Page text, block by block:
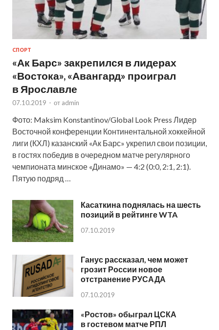
СПОРТ
«Ак Барс» закрепился в лидерах
«Востока», «Авангард» проиграл
в Ярославле
07.10.2019 - от admin
Фото: Maksim Konstantinov/Global Look Press Лидер
Восточной конференции Континентальной хоккейной
лиги (КХЛ) казанский «Ак Барс» укрепил свои позиции,
в гостях победив в очередном матче регулярного
чемпионата минское «Динамо» — 4:2 (0:0, 2:1, 2:1).
Пятую подряд …
Касаткина поднялась на шесть
позиций в рейтинге WTA
07.10.2019
Ганус рассказал, чем может
грозит России новое
отстранение РУСАДА
07.10.2019
«Ростов» обыграл ЦСКА
в гостевом матче РПЛ